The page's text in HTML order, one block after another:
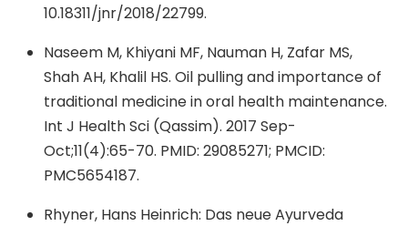
10.18311/jnr/2018/22799.
Naseem M, Khiyani MF, Nauman H, Zafar MS,
Shah AH, Khalil HS. Oil pulling and importance of
traditional medicine in oral health maintenance.
Int J Health Sci (Qassim). 2017 Sep-
Oct;11(4):65-70. PMID: 29085271; PMCID:
PMC5654187.
Rhyner, Hans Heinrich: Das neue Ayurveda